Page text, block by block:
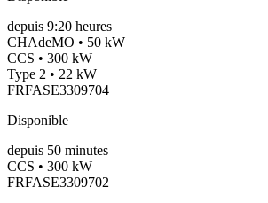
depuis 9:20 heures
CHAdeMO • 50 kW
CCS • 300 kW
Type 2 • 22 kW
FRFASE3309704
Disponible
depuis 50 minutes
CCS • 300 kW
FRFASE3309702